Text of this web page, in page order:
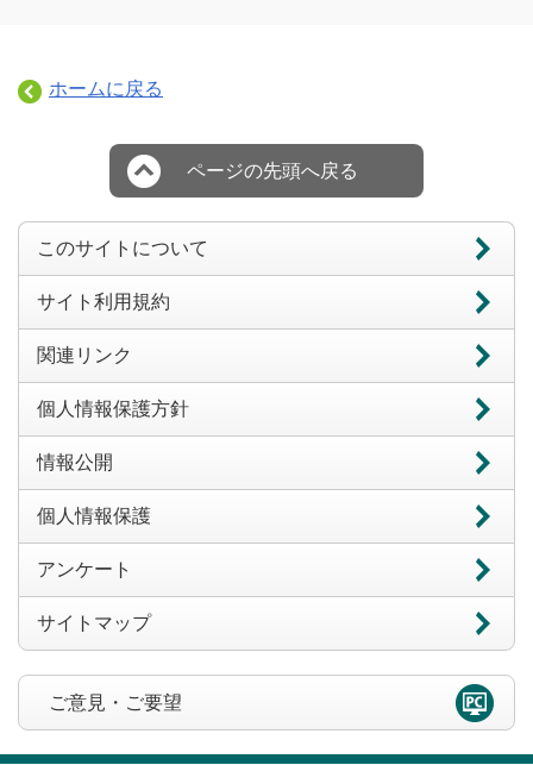
ホームに戻る
ページの先頭へ戻る
このサイトについて
サイト利用規約
関連リンク
個人情報保護方針
情報公開
個人情報保護
アンケート
サイトマップ
ご意見・ご要望